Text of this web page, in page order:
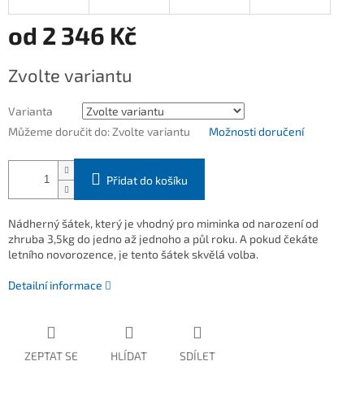
od 2 346 Kč
cena:
Zvolte variantu
Varianta
Můžeme doručit do: Zvolte variantu Možnosti doručení
Přidat do košíku
Nádherný šátek, který je vhodný pro miminka od narození od
zhruba 3,5kg do jedno až jednoho a půl roku. A pokud čekáte
letního novorozence, je tento šátek skvělá volba.
Detailní informace
ZEPTAT SE HLÍDAT SDÍLET